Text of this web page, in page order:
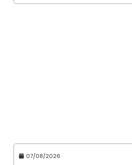
07/08/2026